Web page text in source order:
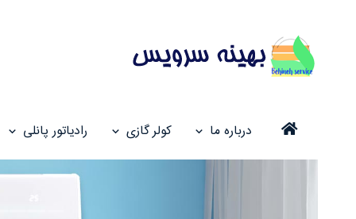
درباره ما کولر گازی رادیاتور پانلی